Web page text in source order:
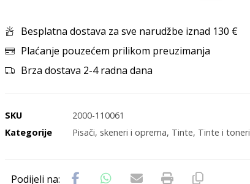
Besplatna dostava za sve narudžbe iznad 130 €
Plaćanje pouzećem prilikom preuzimanja
Brza dostava 2-4 radna dana
SKU
2000-110061
Kategorije
Pisači, skeneri i oprema, Tinte, Tinte i toneri